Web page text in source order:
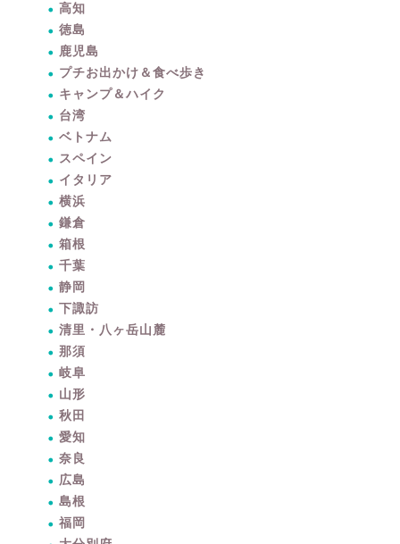
高知
徳島
鹿児島
プチお出かけ＆食べ歩き
キャンプ＆ハイク
台湾
ベトナム
スペイン
イタリア
横浜
鎌倉
箱根
千葉
静岡
下諏訪
清里・八ヶ岳山麓
那須
岐阜
山形
秋田
愛知
奈良
広島
島根
福岡